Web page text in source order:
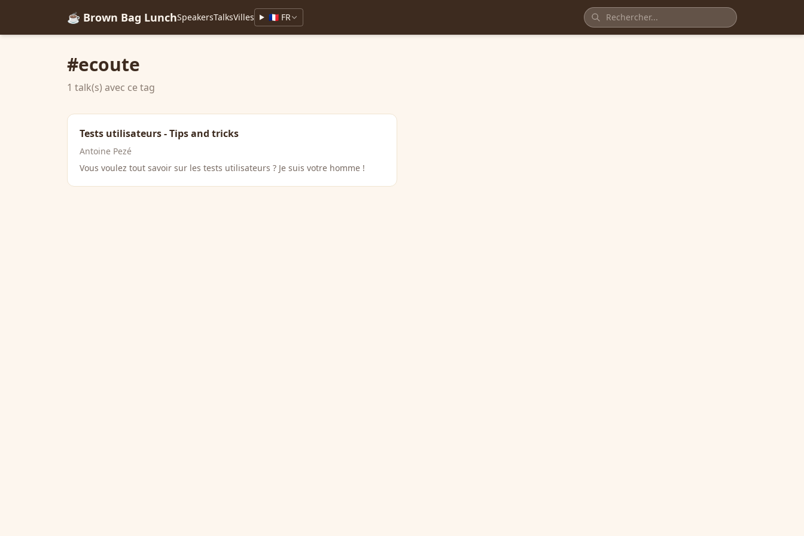
☕ Brown Bag LunchSpeakersTalksVilles 🇫🇷 FR
#ecoute
1 talk(s) avec ce tag
Tests utilisateurs - Tips and tricks
Antoine Pezé
Vous voulez tout savoir sur les tests utilisateurs ? Je suis votre homme !